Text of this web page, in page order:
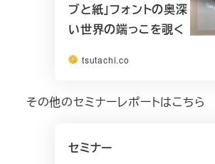
ブと紙」フォントの奥深
い世界の端っこを覗く
tsutachi.co
その他のセミナーレポートはこちら
セミナー